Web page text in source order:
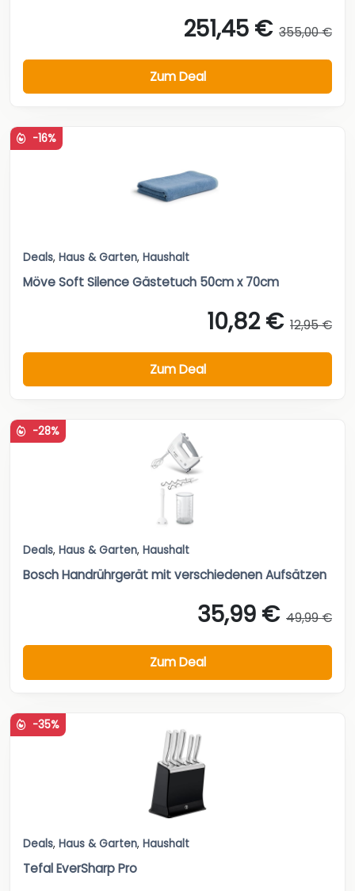
251,45 € 355,00 €
Zum Deal
-16%
Deals, Haus & Garten, Haushalt
Möve Soft Silence Gästetuch 50cm x 70cm
10,82 € 12,95 €
Zum Deal
-28%
Deals, Haus & Garten, Haushalt
Bosch Handrührgerät mit verschiedenen Aufsätzen
35,99 € 49,99 €
Zum Deal
-35%
Deals, Haus & Garten, Haushalt
Tefal EverSharp Pro